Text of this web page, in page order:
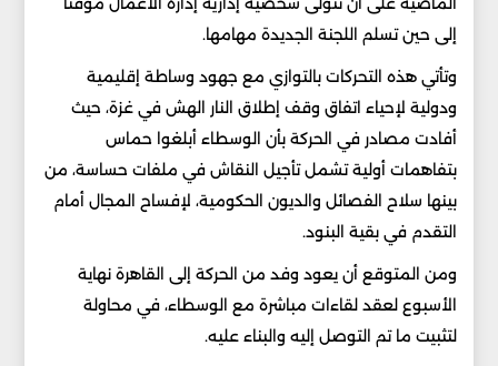
إلى حين تسلم اللجنة الجديدة مهامها.
وتأتي هذه التحركات بالتوازي مع جهود وساطة إقليمية
ودولية لإحياء اتفاق وقف إطلاق النار الهش في غزة، حيث
أفادت مصادر في الحركة بأن الوسطاء أبلغوا حماس
بتفاهمات أولية تشمل تأجيل النقاش في ملفات حساسة، من
بينها سلاح الفصائل والديون الحكومية، لإفساح المجال أمام
التقدم في بقية البنود.
ومن المتوقع أن يعود وفد من الحركة إلى القاهرة نهاية
الأسبوع لعقد لقاءات مباشرة مع الوسطاء، في محاولة
لتثبيت ما تم التوصل إليه والبناء عليه.